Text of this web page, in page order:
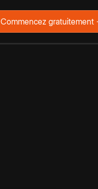
Commencez gratuitement